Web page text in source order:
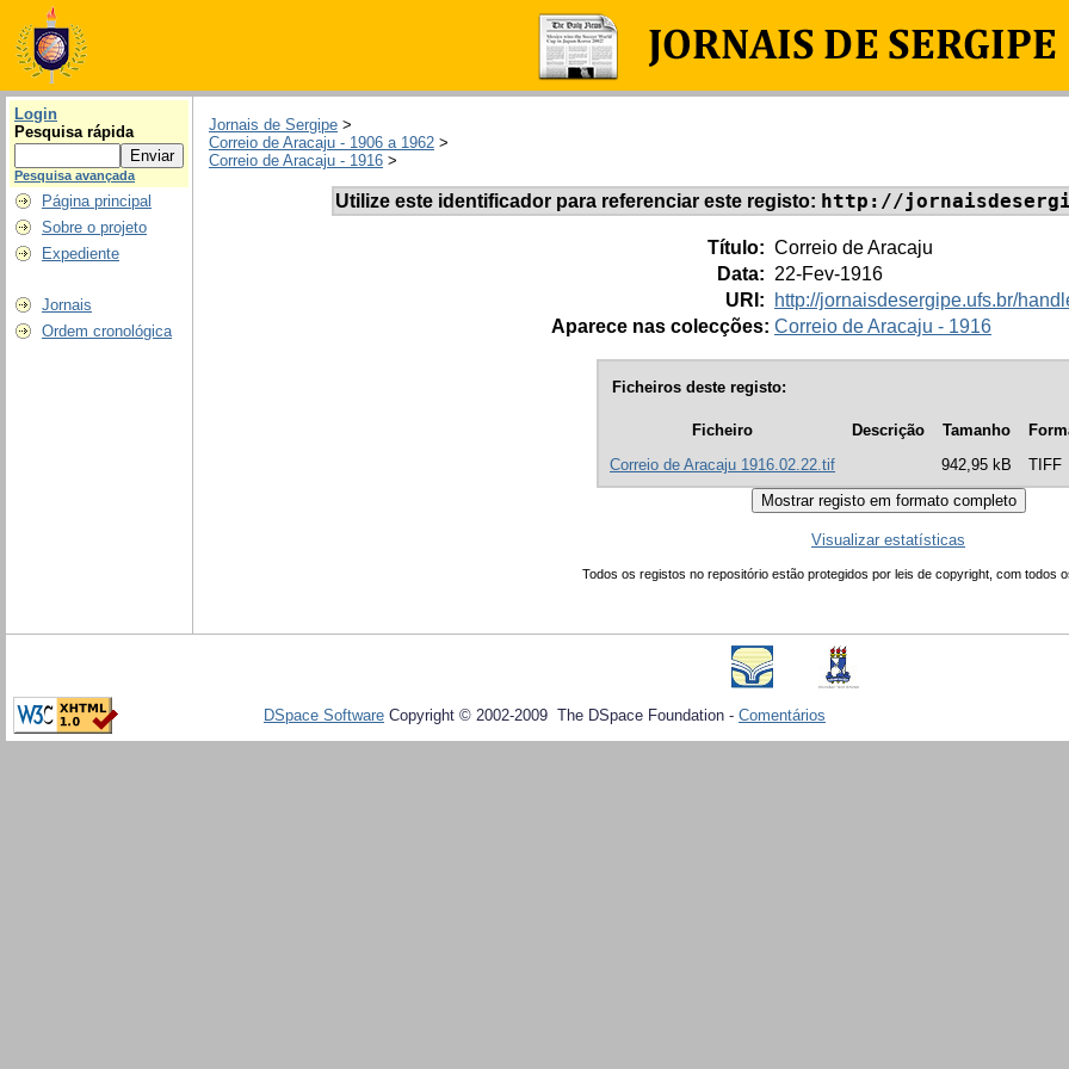
Login
Pesquisa rápida
Pesquisa avançada
Página principal
Sobre o projeto
Expediente
Jornais
Ordem cronológica
Jornais de Sergipe >
Correio de Aracaju - 1906 a 1962 >
Correio de Aracaju - 1916 >
Utilize este identificador para referenciar este registo: http://
Título: Correio de Aracaju
Data: 22-Fev-1916
URI:
http://jornaisdesergipe.ufs.br/
Aparece nas colecções: Correio de Aracaju - 1916
Ficheiros deste registo:
Ficheiro Descrição Tamanho
Correio de Aracaju 1916.02.22.tif
942,95 kB TIFF
Visualizar estatísticas
Todos os registos no repositório estão protegidos por leis de copyright, com todos
DSpace Software Copyright © 2002-2009 The DSpace Foundation - Comentários